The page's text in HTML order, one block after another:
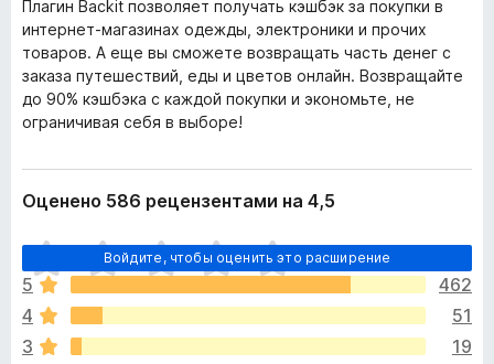
Плагин Backit позволяет получать кэшбэк за покупки в
интернет-магазинах одежды, электроники и прочих
товаров. А еще вы сможете возвращать часть денег с
заказа путешествий, еды и цветов онлайн. Возвращайте
до 90% кэшбэка с каждой покупки и экономьте, не
ограничивая себя в выборе!
Оценено 586 рецензентами на 4,5
Войдите, чтобы оценить это расширение
О
ц
е
н
о
5
462
4
51
3
19